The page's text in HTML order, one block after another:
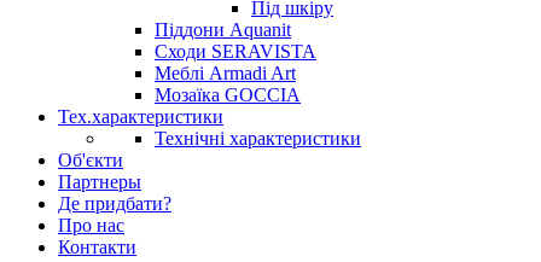
Під шкіру
Піддони Aquanit
Сходи SERAVISTA
Меблі Armadi Art
Мозаїка GOCCIA
Тех.характеристики
Технічні характеристики
Об'єкти
Партнеры
Де придбати?
Про нас
Контакти